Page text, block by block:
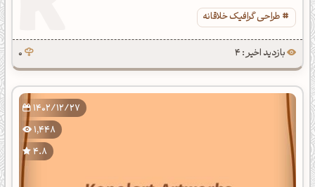
طراحی گرافیک خلاقانه
بازدید اخیر : 4 0
1402/12/27
1,448
4.8